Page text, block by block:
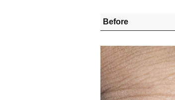
Before